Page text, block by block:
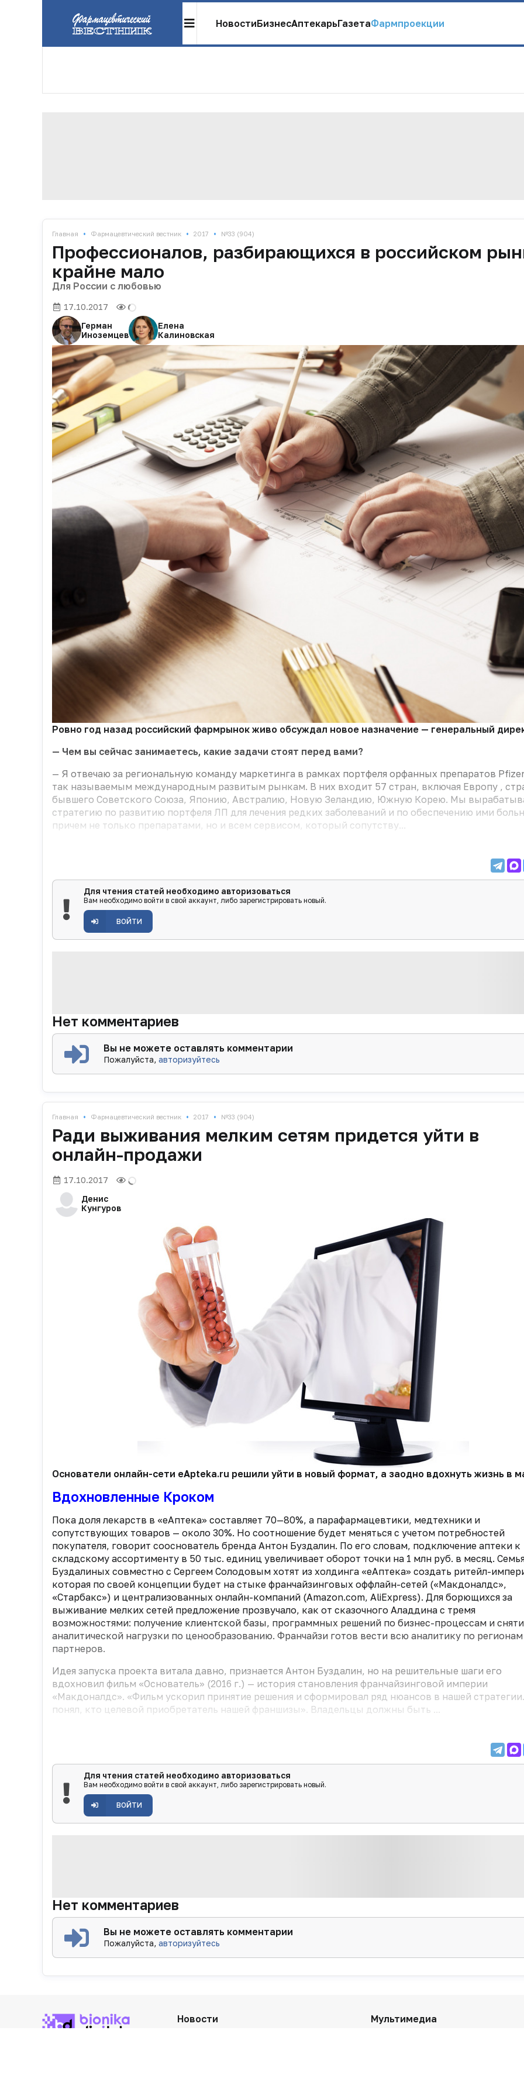
НовостиБизнесАптекарьГазетаФармпроекции
Главная • Фармацевтический вестник • 2017 • №33 (904)
Профессионалов, разбирающихся в российском
крайне мало
Для России с любовью
17.10.2017
Герман
Иноземцев
Елена
Калиновская
Ровно год назад российский фармрынок живо обсуждал новое назначение — генеральный
— Чем вы сейчас занимаетесь, какие задачи стоят перед вами?
— Я отвечаю за региональную команду маркетинга в рамках портфеля орфанных препаратов
так называемым международным развитым рынкам. В них входит 57 стран, включая Европу ,
бывшего Советского Союза, Японию, Австралию, Новую Зеландию, Южную Корею. Мы
стратегию по развитию портфеля ЛП для лечения редких заболеваний и по обеспечению ими
причем не только препаратами, но и всем сервисом, который сопутству...
Для чтения статей необходимо авторизоваться
Вам необходимо войти в свой аккаунт, либо зарегистрировать новый.
ВОЙТИ
Нет комментариев
Вы не можете оставлять комментарии
Пожалуйста,авторизуйтесь
Главная • Фармацевтический вестник • 2017 • №33 (904)
Ради выживания мелким сетям придется уйти в
онлайн-продажи
17.10.2017
Денис
Кунгуров
Основатели онлайн-сети eApteka.ru решили уйти в новый формат, а заодно вдохнуть жизнь в
Вдохновленные Кроком
Пока доля лекарств в «еАптека» составляет 70—80%, а парафармацевтики, медтехники и
сопутствующих товаров — около 30%. Но соотношение будет меняться с учетом потребностей
покупателя, говорит сооснователь бренда Антон Буздалин. По его словам, подключение аптеки к
складскому ассортименту в 50 тыс. единиц увеличивает оборот точки на 1 млн руб. в месяц.
Буздалиных совместно с Сергеем Солодовым хотят из холдинга «еАптека» создать ритейл-
которая по своей концепции будет на стыке франчайзинговых оффлайн-сетей («Макдоналдс»,
«Старбакс») и централизованных онлайн-компаний (Amazon.com, AliExpress). Для борющихся за
выживание мелких сетей предложение прозвучало, как от сказочного Аладдина с тремя
возможностями: получение клиентской базы, программных решений по бизнес-процессам и
аналитической нагрузки по ценообразованию. Франчайзи готов вести всю аналитику по регионам
партнеров.
Идея запуска проекта витала давно, признается Антон Буздалин, но на решительные шаги его
вдохновил фильм «Основатель» (2016 г.) — история становления франчайзинговой империи
«Макдоналдс». «Фильм ускорил принятие решения и сформировал ряд нюансов в нашей
понял, кто целевой приобретатель нашей франшизы». Владельцы должны быть ...
Для чтения статей необходимо авторизоваться
Вам необходимо войти в свой аккаунт, либо зарегистрировать новый.
ВОЙТИ
Нет комментариев
Вы не можете оставлять комментарии
Пожалуйста,авторизуйтесь
Новости Мультимедиа